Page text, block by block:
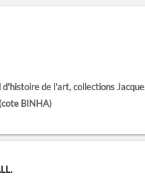
de l'art, collections Jacques Doucet (Paris)
(cote BINHA)